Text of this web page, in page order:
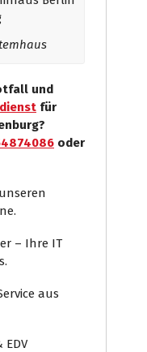
und
für
oder
– Ihre IT
aus
EDV